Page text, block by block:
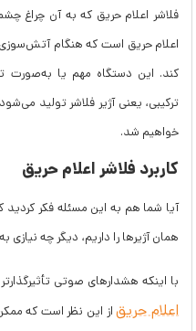
فلاشر اعلام حریق که به آن چراغ
اعلام حریق است که هنگام
کند. این دستگاه مهم یا به‌صورت
ترکیبی، یعنی آژیر فلاشر تولید
خواهیم شد.
کاربرد فلاشر اعلام حریق
آیا شما هم به این مسئله فکر
همان آژیرها را داریم، دیگر چه نیازی
با اینکه هشدارهای صوتی
اعلام حریقاز این نظر است که